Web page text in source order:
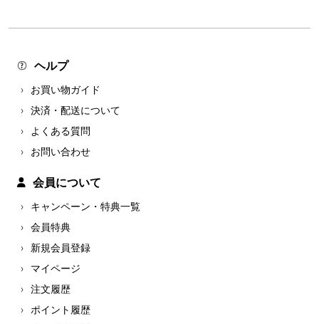
ヘルプ
お買い物ガイド
決済・配送について
よくある質問
お問い合わせ
会員について
キャンペーン・特典一覧
会員特典
新規会員登録
マイページ
注文履歴
ポイント履歴